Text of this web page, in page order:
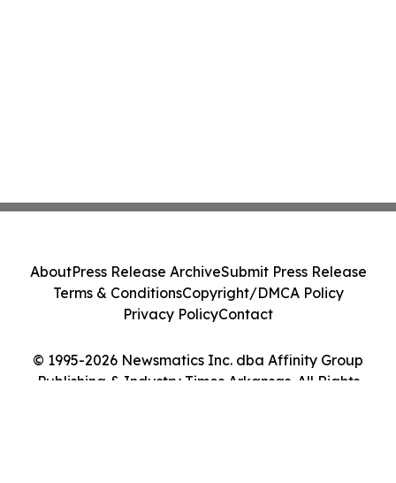
© 1995-2026 Newsmatics Inc. dba Affinity Group
Publishing & Industry Times Arkansas. All Rights
AboutPress Release ArchiveSubmit Press Release
Terms & ConditionsCopyright/DMCA Policy
Privacy PolicyContact